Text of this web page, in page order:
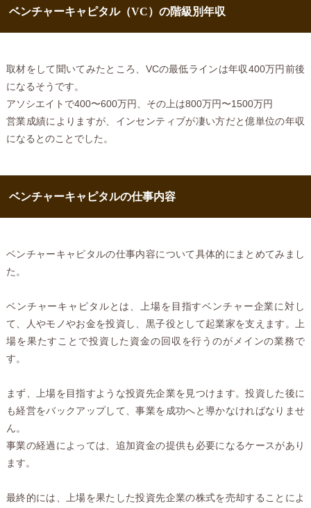
ベンチャーキャピタル（VC）の階級別年収
取材をして聞いてみたところ、VCの最低ラインは年収400万円前後
になるそうです。
アソシエイトで400〜600万円、その上は800万円〜1500万円
営業成績によりますが、インセンティブが凄い方だと億単位の年収
になるとのことでした。
ベンチャーキャピタルの仕事内容
ベンチャーキャピタルの仕事内容について具体的にまとめてみまし
た。
ベンチャーキャピタルとは、上場を目指すベンチャー企業に対し
て、人やモノやお金を投資し、黒子役として起業家を支えます。上
場を果たすことで投資した資金の回収を行うのがメインの業務で
す。
まず、上場を目指すような投資先企業を見つけます。投資した後に
も経営をバックアップして、事業を成功へと導かなければなりませ
ん。
事業の経過によっては、追加資金の提供も必要になるケースがあり
ます。
最終的には、上場を果たした投資先企業の株式を売却することによ